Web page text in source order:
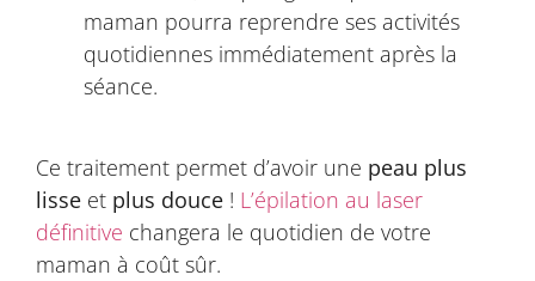
maman pourra reprendre ses activités
quotidiennes immédiatement après la
séance.
Ce traitement permet d’avoir une peau plus
lisse et plus douce ! L’épilation au laser
définitive changera le quotidien de votre
maman à coût sûr.